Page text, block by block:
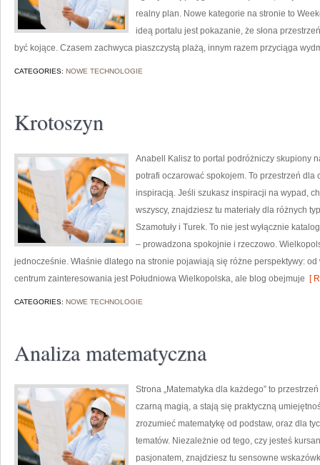
realny plan. Nowe kategorie na stronie to
ideą portalu jest pokazanie, że słona
być kojące. Czasem zachwyca piaszczystą plażą, innym razem przyciąga
CATEGORIES: NOWE TECHNOLOGIE
Krotoszyn
Anabell Kalisz to portal podróżniczy skupiony
potrafi oczarować spokojem. To przestrzeń dla
inspiracją. Jeśli szukasz inspiracji na wypad,
wszyscy, znajdziesz tu materiały dla różnych
Szamotuły i Turek. To nie jest wyłącznie
– prowadzona spokojnie i rzeczowo.
jednocześnie. Właśnie dlatego na stronie pojawiają się różne perspektywy:
centrum zainteresowania jest Południowa Wielkopolska, ale blog obejmuje [
CATEGORIES: NOWE TECHNOLOGIE
Analiza matematyczna
Strona „Matematyka dla każdego” to
czarną magią, a stają się praktyczną
zrozumieć matematykę od podstaw, oraz dla
tematów. Niezależnie od tego, czy jesteś
pasjonatem, znajdziesz tu sensowne